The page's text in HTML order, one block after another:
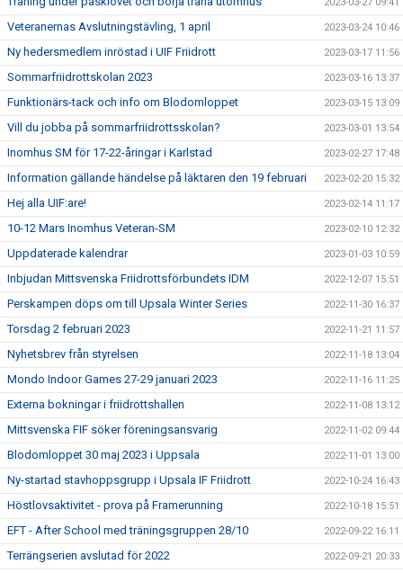
Veteranernas Avslutningstävling, 1 april 2023-03-24 10:46
Ny hedersmedlem inröstad i UIF Friidrott 2023-03-17 11:56
Sommarfriidrottskolan 2023 2023-03-16 13:37
Funktionärs-tack och info om Blodomloppet 2023-03-15 13:09
Vill du jobba på sommarfriidrottsskolan? 2023-03-01 13:54
Inomhus SM för 17-22-åringar i Karlstad 2023-02-27 17:48
Information gällande händelse på läktaren den 19 februari 2023-02-20 15:32
Hej alla UIF:are! 2023-02-14 11:17
10-12 Mars Inomhus Veteran-SM 2023-02-10 12:32
Uppdaterade kalendrar 2023-01-03 10:59
Inbjudan Mittsvenska Friidrottsförbundets IDM 2022-12-07 15:51
Perskampen döps om till Upsala Winter Series 2022-11-30 16:37
Torsdag 2 februari 2023 2022-11-21 11:57
Nyhetsbrev från styrelsen 2022-11-18 13:04
Mondo Indoor Games 27-29 januari 2023 2022-11-16 11:25
Externa bokningar i friidrottshallen 2022-11-08 13:12
Mittsvenska FIF söker föreningsansvarig 2022-11-02 09:44
Blodomloppet 30 maj 2023 i Uppsala 2022-11-01 13:00
Ny-startad stavhoppsgrupp i Upsala IF Friidrott 2022-10-24 16:43
Höstlovsaktivitet - prova på Framerunning 2022-10-18 15:51
EFT - After School med träningsgruppen 28/10 2022-09-22 16:11
Terrängserien avslutad för 2022 2022-09-21 20:33